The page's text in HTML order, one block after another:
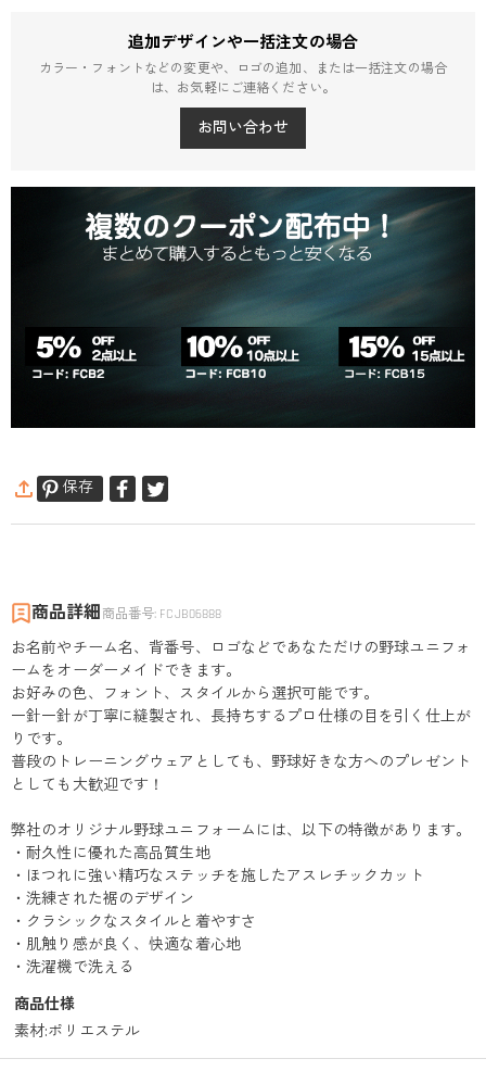
追加デザインや一括注文の場合
カラー・フォントなどの変更や、ロゴの追加、または一括注文の場合
は、お気軽にご連絡ください。
お問い合わせ
保存
商品詳細 商品番号: FCJB06888
お名前やチーム名、背番号、ロゴなどであなただけの野球ユニフォ
ームをオーダーメイドできます。
お好みの色、フォント、スタイルから選択可能です。
一針一針が丁寧に縫製され、長持ちするプロ仕様の目を引く仕上が
りです。
普段のトレーニングウェアとしても、野球好きな方へのプレゼント
としても大歓迎です！
弊社のオリジナル野球ユニフォームには、以下の特徴があります。
・耐久性に優れた高品質生地
・ほつれに強い精巧なステッチを施したアスレチックカット
・洗練された裾のデザイン
・クラシックなスタイルと着やすさ
・肌触り感が良く、快適な着心地
・洗濯機で洗える
商品仕様
素材:ポリエステル